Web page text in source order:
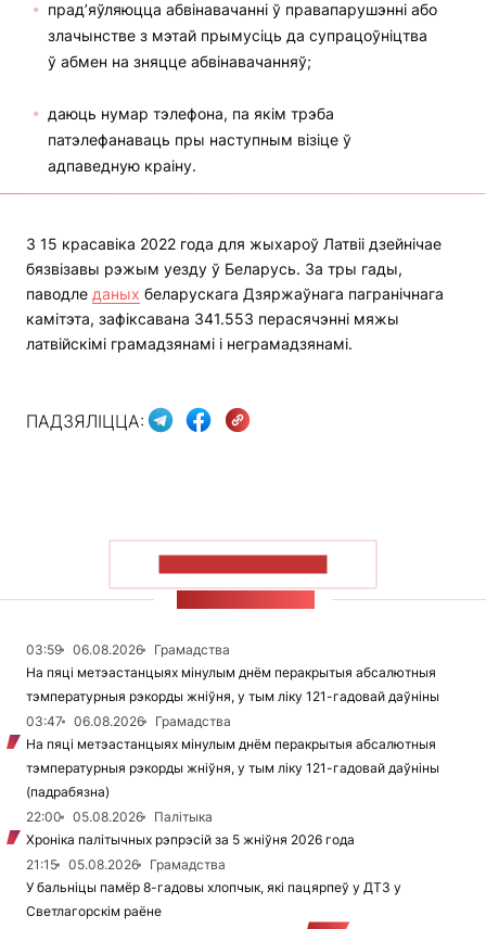
прад’яўляюцца абвінавачанні ў правапарушэнні або
злачынстве з мэтай прымусіць да супрацоўніцтва
ў абмен на зняцце абвінавачанняў;
даюць нумар тэлефона, па якім трэба
патэлефанаваць пры наступным візіце ў
адпаведную краіну.
З 15 красавіка 2022 года для жыхароў Латвіі дзейнічае
бязвізавы рэжым уезду ў Беларусь. За тры гады,
паводле даных беларускага Дзяржаўнага пагранічнага
камітэта, зафіксавана 341.553 перасячэнні мяжы
латвійскімі грамадзянамі і неграмадзянамі.
ПАДЗЯЛІЦЦА:
03:59 06.08.2026
Грамадства
На пяці метэастанцыях мінулым днём перакрытыя абсалютныя
тэмпературныя рэкорды жніўня, у тым ліку 121-гадовай даўніны
03:47
06.08.2026
Грамадства
На пяці метэастанцыях мінулым днём перакрытыя абсалютныя
тэмпературныя рэкорды жніўня, у тым ліку 121-гадовай даўніны
(падрабязна)
22:00
05.08.2026
Палітыка
Хроніка палітычных рэпрэсій за 5 жніўня 2026 года
21:15
05.08.2026
Грамадства
У бальніцы памёр 8-гадовы хлопчык, які пацярпеў у ДТЗ у
Светлагорскім раёне